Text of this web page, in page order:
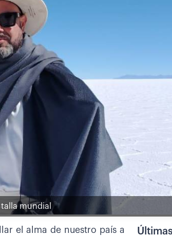
mundial
el alma de nuestro país a